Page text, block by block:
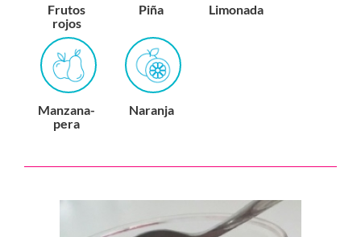
Frutos
rojos
Piña Limonada
Manzana-
pera
Naranja